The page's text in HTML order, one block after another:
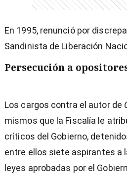
En 1995, renunció por
Sandinista de Liberación
Persecución a
Los cargos contra el autor de
mismos que la Fiscalía le
críticos del Gobierno,
entre ellos siete aspirantes a
leyes aprobadas por el